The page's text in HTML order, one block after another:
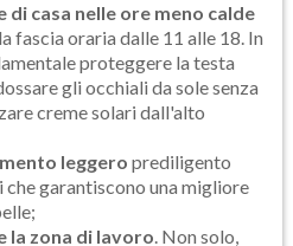
di casa nelle ore meno calde
fascia oraria dalle 11 alle 18. In
proteggere la testa
gli occhiali da sole senza
creme solari dall'alto
leggero prediligento
garantiscono una migliore
la zona di lavoro. Non solo,